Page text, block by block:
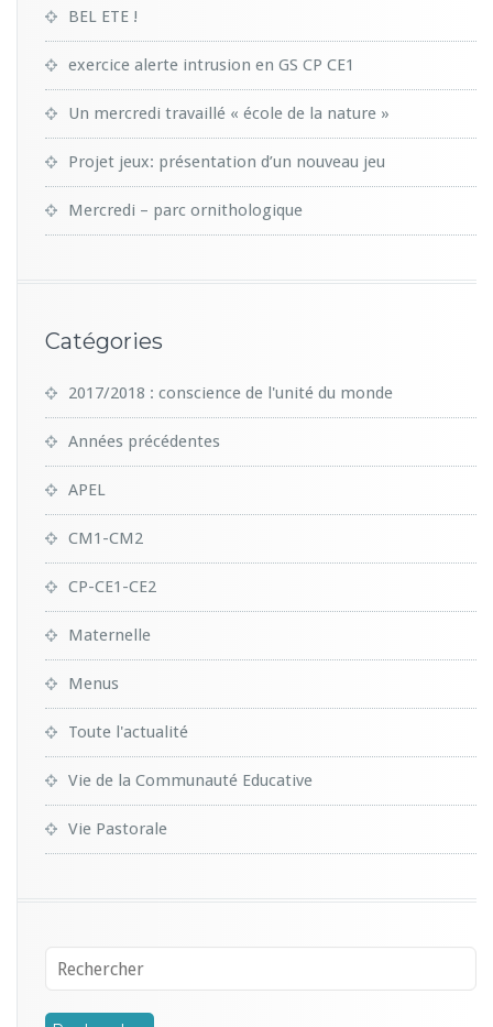
BEL ETE !
exercice alerte intrusion en GS CP CE1
Un mercredi travaillé « école de la nature »
Projet jeux: présentation d’un nouveau jeu
Mercredi – parc ornithologique
Catégories
2017/2018 : conscience de l'unité du monde
Années précédentes
APEL
CM1-CM2
CP-CE1-CE2
Maternelle
Menus
Toute l'actualité
Vie de la Communauté Educative
Vie Pastorale